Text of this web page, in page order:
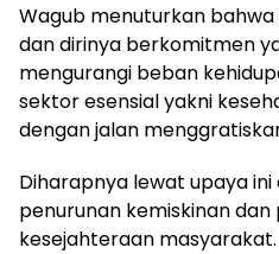
Wagub menuturkan
dan dirinya berkomitmen
mengurangi beban
sektor esensial yakni
dengan jalan
Diharapnya lewat upaya
penurunan kemiskinan
kesejahteraan masyarakat.